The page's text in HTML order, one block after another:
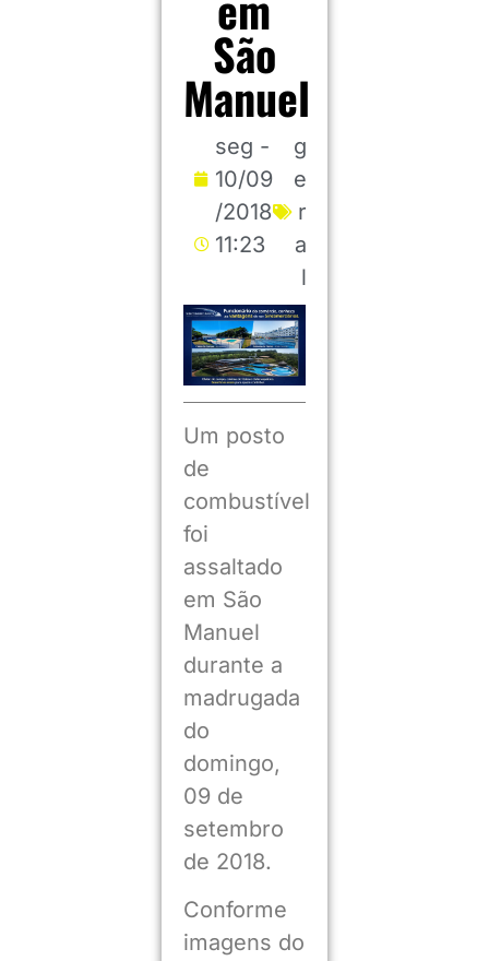
São
Manuel
seg -
10/09
/2018
11:23
g
e
r
a
l
Um posto
de
combustível
foi
assaltado
em São
Manuel
durante a
madrugada
do
domingo,
09 de
setembro
de 2018.
Conforme
imagens do